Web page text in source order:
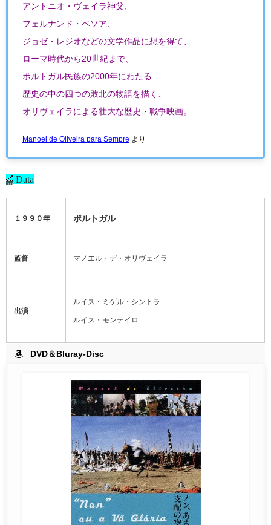
アントニオ・ヴェイラ神父、
フェルナンド・ペソア、
ジョゼ・レジオなどの文学作品に想を得て、
ローマ時代から20世紀まで、
ポルトガル民族の2000年にわたる
歴史の中の四つの敗北の物語を描く、
オリヴェイラによる壮大な歴史・戦争映画。
Manoel de Oliveira para Sempre より
Data
１９９０年 ポルトガル
監督 マノエル・デ・オリヴェイラ
出演
ルイス・ミゲル・シントラ
ルイス・モンテイロ
DVD＆Bluray-Disc